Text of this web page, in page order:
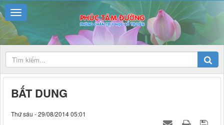
BẤT DUNG
Thứ sáu - 29/08/2014 05:01